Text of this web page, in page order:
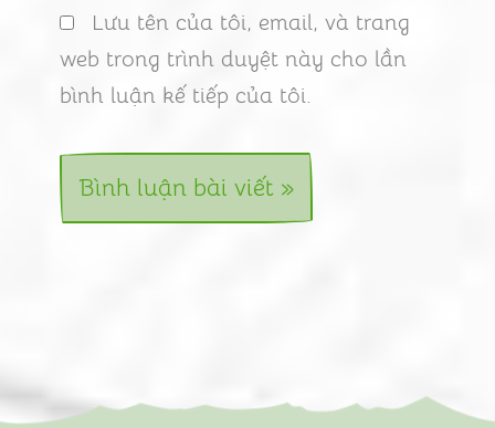
Lưu tên của tôi, email, và trang
web trong trình duyệt này cho lần
bình luận kế tiếp của tôi.